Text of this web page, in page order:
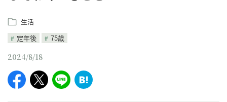
生活
定年後
75歳
2024/8/18